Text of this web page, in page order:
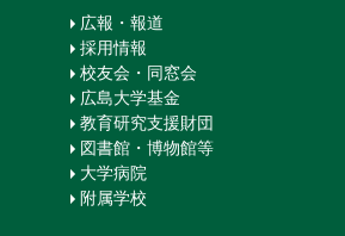
広報・報道
採用情報
校友会・同窓会
広島大学基金
教育研究支援財団
図書館・博物館等
大学病院
附属学校